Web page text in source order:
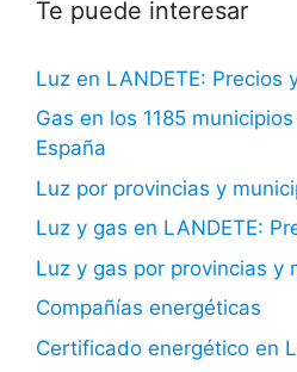
Te puede interesar
Luz en LANDETE: Precios
Gas en los 1185
España
Luz por provincias y
Luz y gas en LANDETE:
Luz y gas por provincias y
Compañías energéticas
Certificado energético en